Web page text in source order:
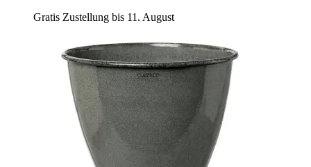
Gratis Zustellung bis 11. August